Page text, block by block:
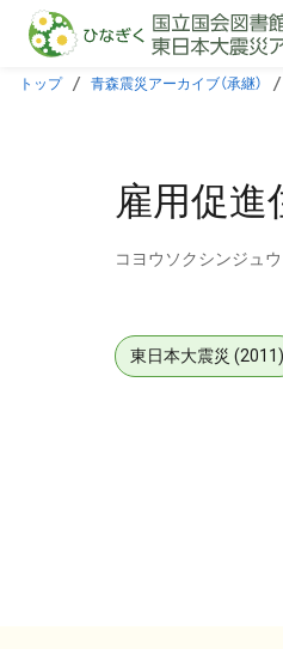
本文に飛ぶ
トップ 青森震災アーカイブ（承継）
雇用促
コヨウソクシンジュ
東日本大震災 (2011)